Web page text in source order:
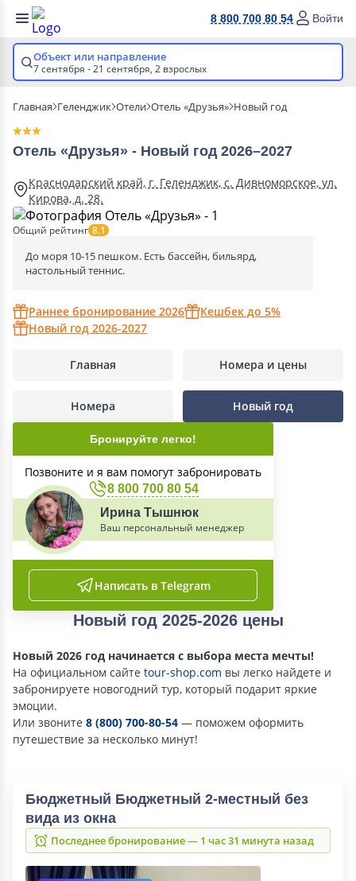
8 800 700 80 54 Войти
Объект или направление
7 сентября - 21 сентября, 2 взрослых
Главная Геленджик Отели Отель «Друзья» Новый год
Отель «Друзья» - Новый год 2026–2027
Краснодарский край, г. Геленджик, с. Дивноморское, ул.
Кирова, д. 28.
Общий рейтинг 8.1
До моря 10-15 пешком. Есть бассейн, бильярд,
настольный теннис.
Раннее бронирование 2026
Кешбек до 5%
Новый год 2026-2027
Главная Номера и цены
Номера Новый год
Бронируйте легко!
Позвоните и я вам помогут забронировать
8 800 700 80 54
Ирина Тышнюк
Ваш персональный менеджер
Написать в Telegram
Новый год 2025-2026 цены
Новый 2026 год начинается с выбора места мечты!
На официальном сайте tour-shop.com вы легко найдете и
забронируете новогодний тур, который подарит яркие
эмоции.
Или звоните 8 (800) 700-80-54 — поможем оформить
путешествие за несколько минут!
Бюджетный Бюджетный 2-местный без
вида из окна
Последнее бронирование — 1 час 31 минута назад